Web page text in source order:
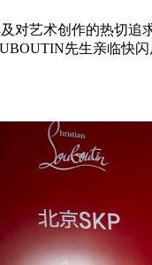
对艺术创作的热切
先生亲临快